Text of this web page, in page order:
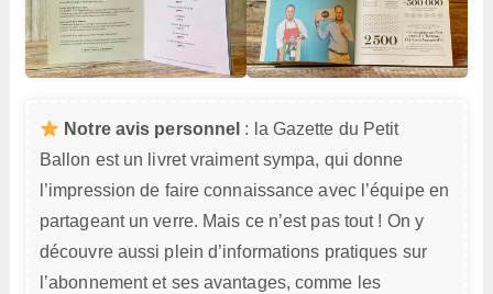
Notre avis personnel : la Gazette du Petit
Ballon est un livret vraiment sympa, qui donne
l’impression de faire connaissance avec l’équipe en
partageant un verre. Mais ce n’est pas tout ! On y
découvre aussi plein d’informations pratiques sur
l’abonnement et ses avantages, comme les